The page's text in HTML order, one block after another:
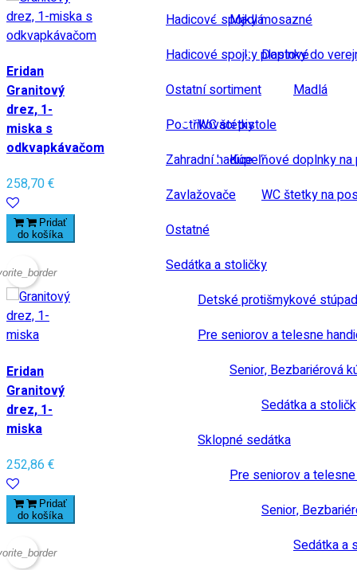
Hadicové spojky mosazné
Hadicové spojky plastové
Ostatní sortiment
Postřikovací pistole
Zahradní hadice
Zavlažovače
Madlá
Doplnky do
Madlá
WC štetky
Kúpeľňové doplnky
WC štetky na
Ostatné
Sedátka a stoličky
Detské protišmykové
Pre seniorov a telesne
Senior, Bezbariérová
Sedátka a
Sklopné sedátka
Pre seniorov a
Senior,
Sedátka a
Eridan
Granitový
drez, 1-
miska s
odkvapkávačom
258,70 €
Pridať
do košíka
Eridan
Granitový
drez, 1-
miska
252,86 €
Pridať
do košíka